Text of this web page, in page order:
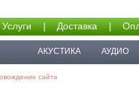
Услуги | Доставка |
АКУСТИКА АУДИО
сайта